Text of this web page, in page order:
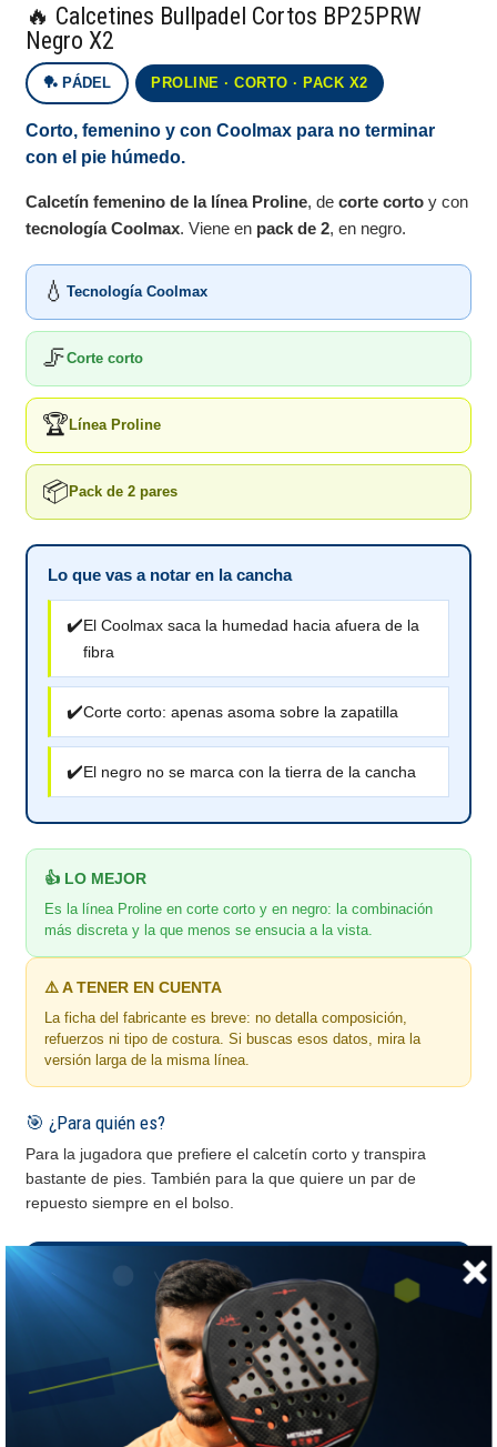
🔥 Calcetines Bullpadel Cortos BP25PRW
Negro X2
🏓 PÁDEL PROLINE · CORTO · PACK X2
Corto, femenino y con Coolmax para no terminar
con el pie húmedo.
Calcetín femenino de la línea Proline, decorte corto y con
tecnología Coolmax. Viene en pack de 2, en negro.
💧Tecnología Coolmax
🦵Corte corto
🏆Línea Proline
📦Pack de 2 pares
Lo que vas a notar en la cancha
✔️El Coolmax saca la humedad hacia afuera de la
fibra
✔️Corte corto: apenas asoma sobre la zapatilla
✔️El negro no se marca con la tierra de la cancha
👍 LO MEJOR
Es la línea Proline en corte corto y en negro: la combinación
más discreta y la que menos se ensucia a la vista.
⚠️ A TENER EN CUENTA
La ficha del fabricante es breve: no detalla composición,
refuerzos ni tipo de costura. Si buscas esos datos, mira la
versión larga de la misma línea.
🎯 ¿Para quién es?
Para la jugadora que prefiere el calcetín corto y transpira
bastante de pies. También para la que quiere un par de
repuesto siempre en el bolso.
🦺 Por qué el calcetín sí importa
Es la única prenda que está entre tu pie y la zapatilla.
Las ampollas casi siempre empiezan ahí
Coolmax o algodón
El algodón absorbe y retiene; el Coolmax transporta la